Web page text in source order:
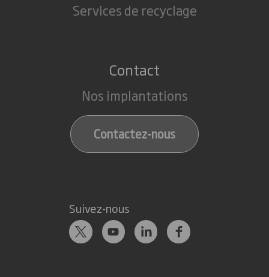
Services de recyclage
Contact
Nos implantations
Contactez-nous
Suivez-nous